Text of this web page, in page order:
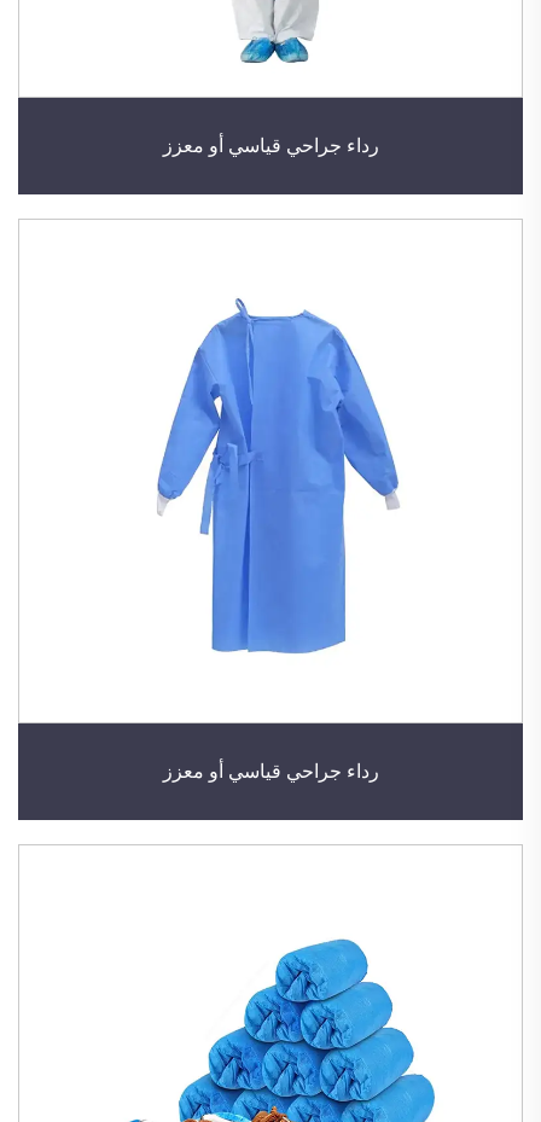
رداء جراحي قياسي أو معزز
رداء جراحي قياسي أو معزز